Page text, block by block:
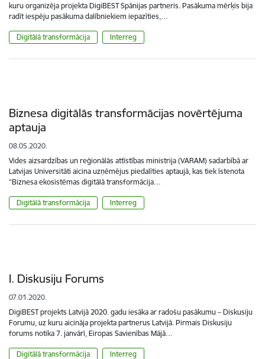
kuru organizēja projekta DigiBEST Spānijas partneris. Pasākuma mērķis bija
radīt iespēju pasākuma dalībniekiem iepazīties,…
Digitālā transformācija Interreg
Biznesa digitālās transformācijas novērtējuma
aptauja
08.05.2020.
Vides aizsardzības un reģionālās attīstības ministrija (VARAM) sadarbībā ar
Latvijas Universitāti aicina uzņēmējus piedalīties aptaujā, kas tiek īstenota
“Biznesa ekosistēmas digitālā transformācija…
Digitālā transformācija Interreg
I. Diskusiju Forums
07.01.2020.
DigiBEST projekts Latvijā 2020. gadu iesāka ar radošu pasākumu – Diskusiju
Forumu, uz kuru aicināja projekta partnerus Latvijā. Pirmais Diskusiju
forums notika 7. janvārī, Eiropas Savienības Mājā…
Digitālā transformācija Interreg